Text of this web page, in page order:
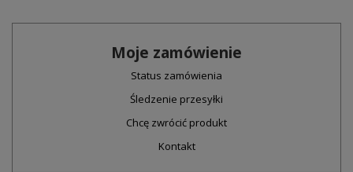
Moje zamówienie
Status zamówienia
Śledzenie przesyłki
Chcę zwrócić produkt
Kontakt